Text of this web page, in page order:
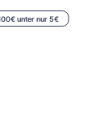
unter nur 5€